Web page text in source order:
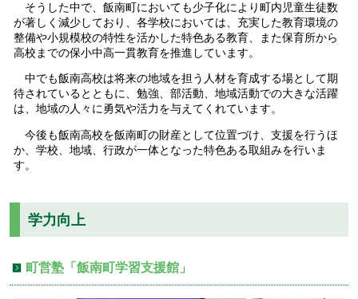
そうした中で、飯南町においても少子化により町内児童生徒数
が著しく減少しており、各学校においては、充実した教育環境の
整備や小規模校の特性を活かした特色ある教育、また保育所から
高校までの保小中高一貫教育を推進しています。
中でも飯南高校は将来の地域を担う人材を育成する場として期
待されているとともに、勉強、部活動、地域活動での大きな活躍
は、地域の人々に勇気や活力を与えてくれています。
今後も飯南高校を飯南町の財産として位置づけ、支援を行うほ
か、学校、地域、行政が一体となった特色ある取組みを行いま
す。
学力向上
町営塾「飯南町学習支援館」